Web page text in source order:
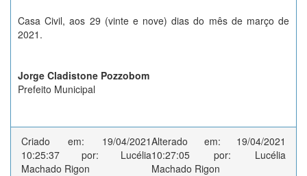
Casa Civil, aos 29 (vinte e nove) dias do mês de março de
2021.
Jorge Cladistone Pozzobom
Prefeito Municipal
Criado em: 19/04/2021
10:25:37 por: Lucélia
Machado Rigon
Alterado em: 19/04/2021
10:27:05 por: Lucélia
Machado Rigon